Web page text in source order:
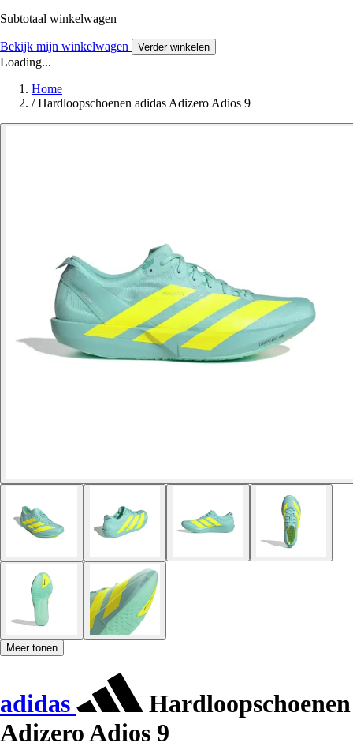
Subtotaal winkelwagen
Bekijk mijn winkelwagen Verder winkelen
Loading...
Home
/ Hardloopschoenen adidas Adizero Adios 9
Meer tonen
adidas
Hardloopschoenen
Adizero Adios 9